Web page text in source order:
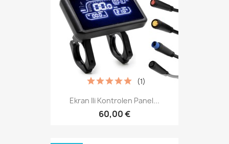
Ekran Ili Kontrolen Panel...
60,00 €
(1)